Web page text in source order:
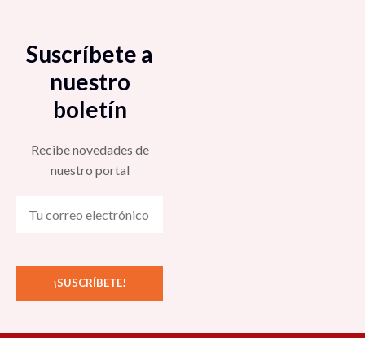
Suscríbete a
nuestro
boletín
Recibe novedades de
nuestro portal